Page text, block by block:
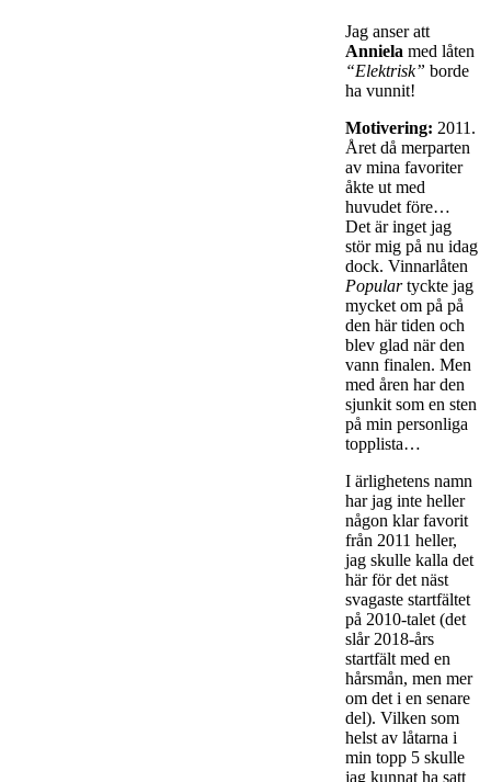
Jag anser att
Anniela med låten
“Elektrisk” borde
ha vunnit!
Motivering: 2011.
Året då merparten
av mina favoriter
åkte ut med
huvudet före…
Det är inget jag
stör mig på nu idag
dock. Vinnarlåten
Populartyckte jag
mycket om på på
den här tiden och
blev glad när den
vann finalen. Men
med åren har den
sjunkit som en sten
på min personliga
topplista…
I ärlighetens namn
har jag inte heller
någon klar favorit
från 2011 heller,
jag skulle kalla det
här för det näst
svagaste startfältet
på 2010-talet (det
slår 2018-års
startfält med en
hårsmån, men mer
om det i en senare
del). Vilken som
helst av låtarna i
min topp 5 skulle
jag kunnat ha satt